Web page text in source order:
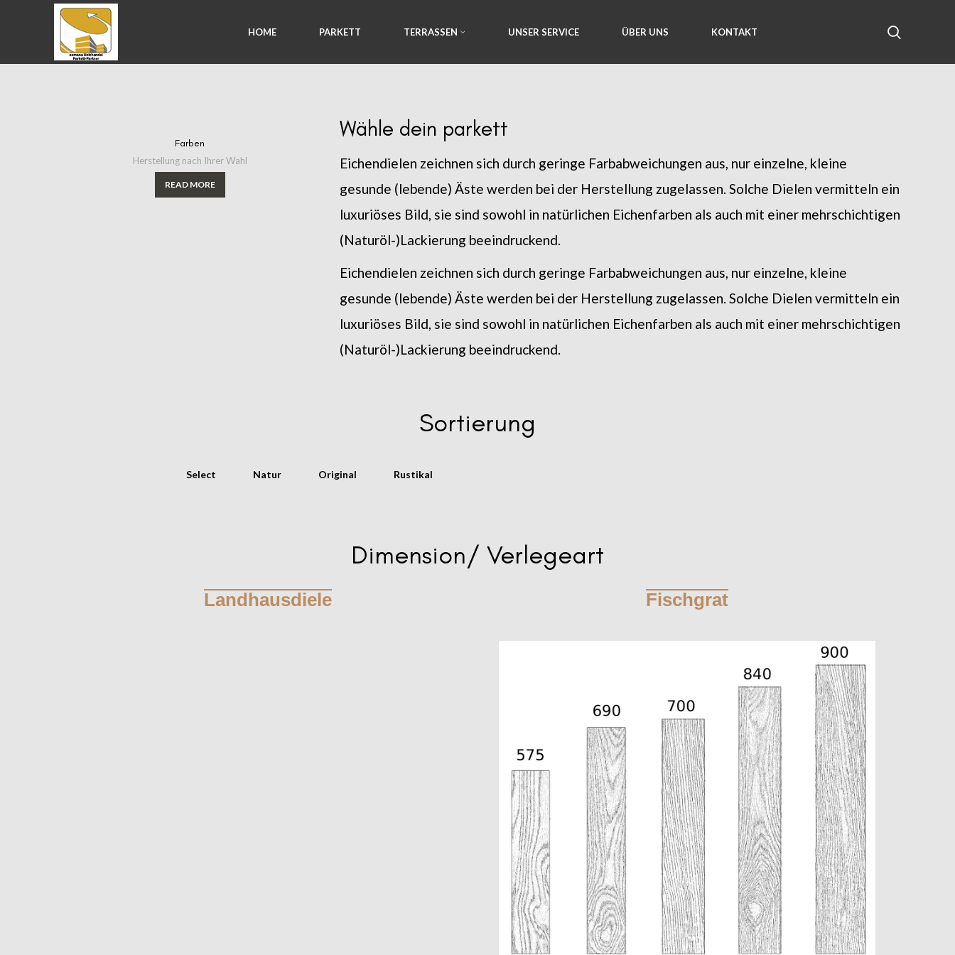
HOME PARKETT TERRASSEN UNSER SERVICE ÜBER UNS KONTAKT
Farben
Herstellung nach Ihrer Wahl
READ MORE
Wähle dein parkett
Eichendielen zeichnen sich durch geringe Farbabweichungen aus, nur einzelne, kleine
gesunde (lebende) Äste werden bei der Herstellung zugelassen. Solche Dielen vermitteln ein
luxuriöses Bild, sie sind sowohl in natürlichen Eichenfarben als auch mit einer mehrschichtigen
(Naturöl-)Lackierung beeindruckend.
Eichendielen zeichnen sich durch geringe Farbabweichungen aus, nur einzelne, kleine
gesunde (lebende) Äste werden bei der Herstellung zugelassen. Solche Dielen vermitteln ein
luxuriöses Bild, sie sind sowohl in natürlichen Eichenfarben als auch mit einer mehrschichtigen
(Naturöl-)Lackierung beeindruckend.
Sortierung
Select Natur Original Rustikal
Dimension/ Verlegeart
Landhausdiele Fischgrat